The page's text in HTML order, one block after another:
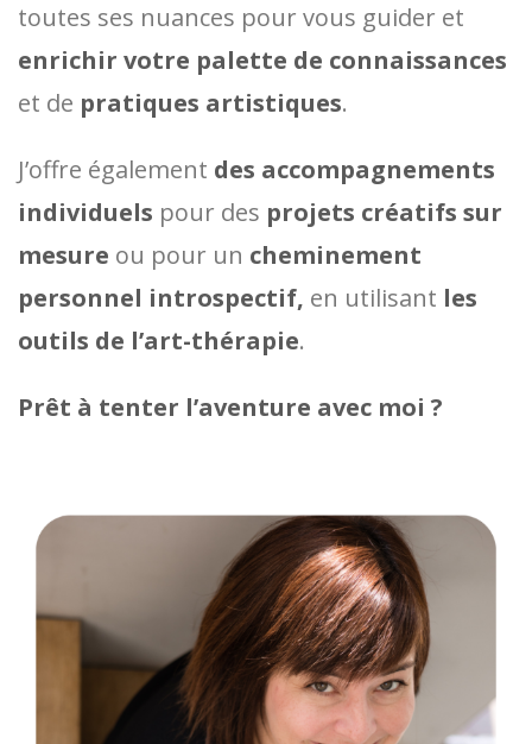
toutes ses nuances pour vous guider et
enrichir votre palette de connaissances
et de pratiques artistiques.
J’offre également des accompagnements
individuels pour des projets créatifs sur
mesure ou pour un cheminement
personnel introspectif, en utilisant les
outils de l’art-thérapie.
Prêt à tenter l’aventure avec moi ?